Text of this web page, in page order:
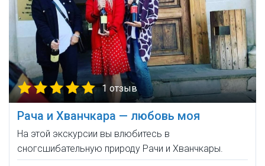
1 отзыв
Рача и Хванчкара — любовь моя
На этой экскурсии вы влюбитесь в
сногсшибательную природу Рачи и Хванчкары.